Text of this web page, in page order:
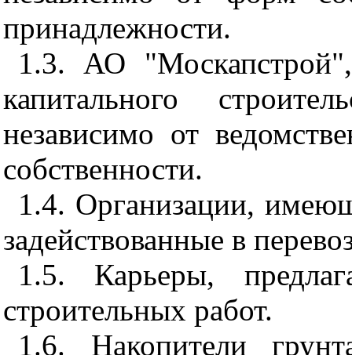
принадлежности.
1.3. АО "Москапстрой",
капитального
независимо от
собственности.
1.4. Организации,
задействованные в
1.5. Карьеры,
строительных работ.
1.6. Накопители